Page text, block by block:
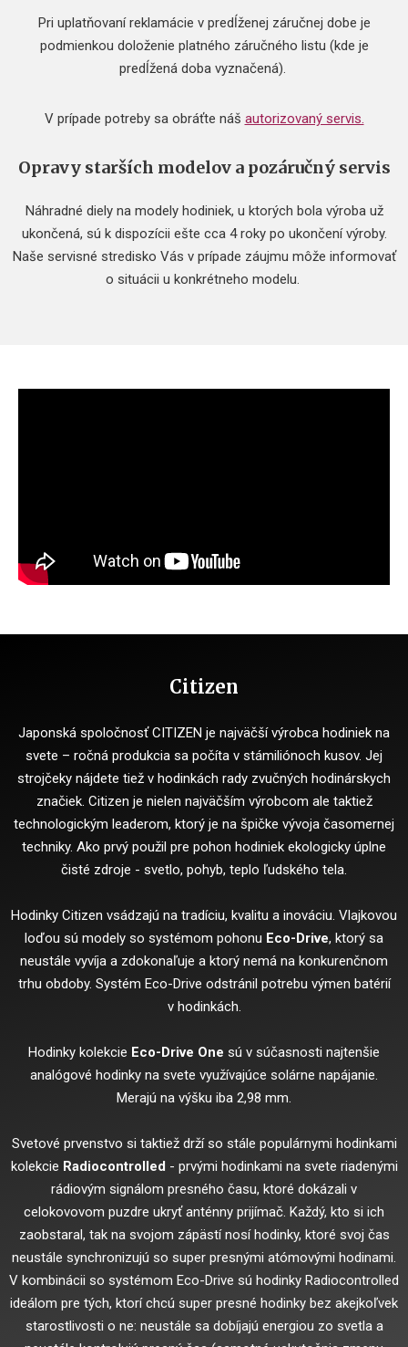
Pri uplatňovaní reklamácie v predĺženej záručnej dobe je
podmienkou doloženie platného záručného listu (kde je
predĺžená doba vyznačená).
V prípade potreby sa obráťte náš autorizovaný servis.
Opravy starších modelov a pozáručný servis
Náhradné diely na modely hodiniek, u ktorých bola výroba už
ukončená, sú k dispozícii ešte cca 4 roky po ukončení výroby.
Naše servisné stredisko Vás v prípade záujmu môže informovať
o situácii u konkrétneho modelu.
Citizen
Japonská spoločnosť CITIZEN je najväčší výrobca hodiniek na
svete – ročná produkcia sa počíta v stámiliónoch kusov. Jej
strojčeky nájdete tiež v hodinkách rady zvučných hodinárskych
značiek. Citizen je nielen najväčším výrobcom ale taktiež
technologickým leaderom, ktorý je na špičke vývoja časomernej
techniky. Ako prvý použil pre pohon hodiniek ekologicky úplne
čisté zdroje - svetlo, pohyb, teplo ľudského tela.
Hodinky Citizen vsádzajú na tradíciu, kvalitu a inováciu. Vlajkovou
loďou sú modely so systémom pohonu Eco-Drive, ktorý sa
neustále vyvíja a zdokonaľuje a ktorý nemá na konkurenčnom
trhu obdoby. Systém Eco-Drive odstránil potrebu výmen batérií
v hodinkách.
Hodinky kolekcie Eco-Drive One sú v súčasnosti najtenšie
analógové hodinky na svete využívajúce solárne napájanie.
Merajú na výšku iba 2,98 mm.
Svetové prvenstvo si taktiež drží so stále populárnymi hodinkami
kolekcie Radiocontrolled - prvými hodinkami na svete riadenými
rádiovým signálom presného času, ktoré dokázali v
celokovovom puzdre ukryť anténny prijímač. Každý, kto si ich
zaobstaral, tak na svojom zápästí nosí hodinky, ktoré svoj čas
neustále synchronizujú so super presnými atómovými hodinami.
V kombinácii so systémom Eco-Drive sú hodinky Radiocontrolled
ideálom pre tých, ktorí chcú super presné hodinky bez akejkoľvek
starostlivosti o ne: neustále sa dobíjajú energiou zo svetla a